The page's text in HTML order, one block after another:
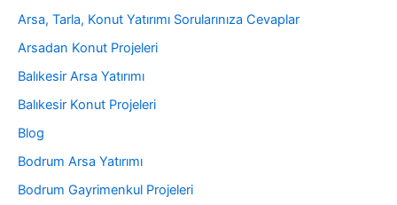
Arsa, Tarla, Konut Yatırımı Sorularınıza Cevaplar
Arsadan Konut Projeleri
Balıkesir Arsa Yatırımı
Balıkesir Konut Projeleri
Blog
Bodrum Arsa Yatırımı
Bodrum Gayrimenkul Projeleri